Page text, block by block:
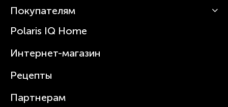
Вертикальные пылесосы
Зубные щетки и ирригаторы
Увлажнители
Посуда
О Polaris
Статьи
Покупателям
Сервисные центры
Где купить
Polaris IQ Home
Интернет-магазин
Рецепты
Партнерам